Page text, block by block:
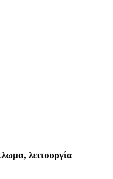
λειτουργία